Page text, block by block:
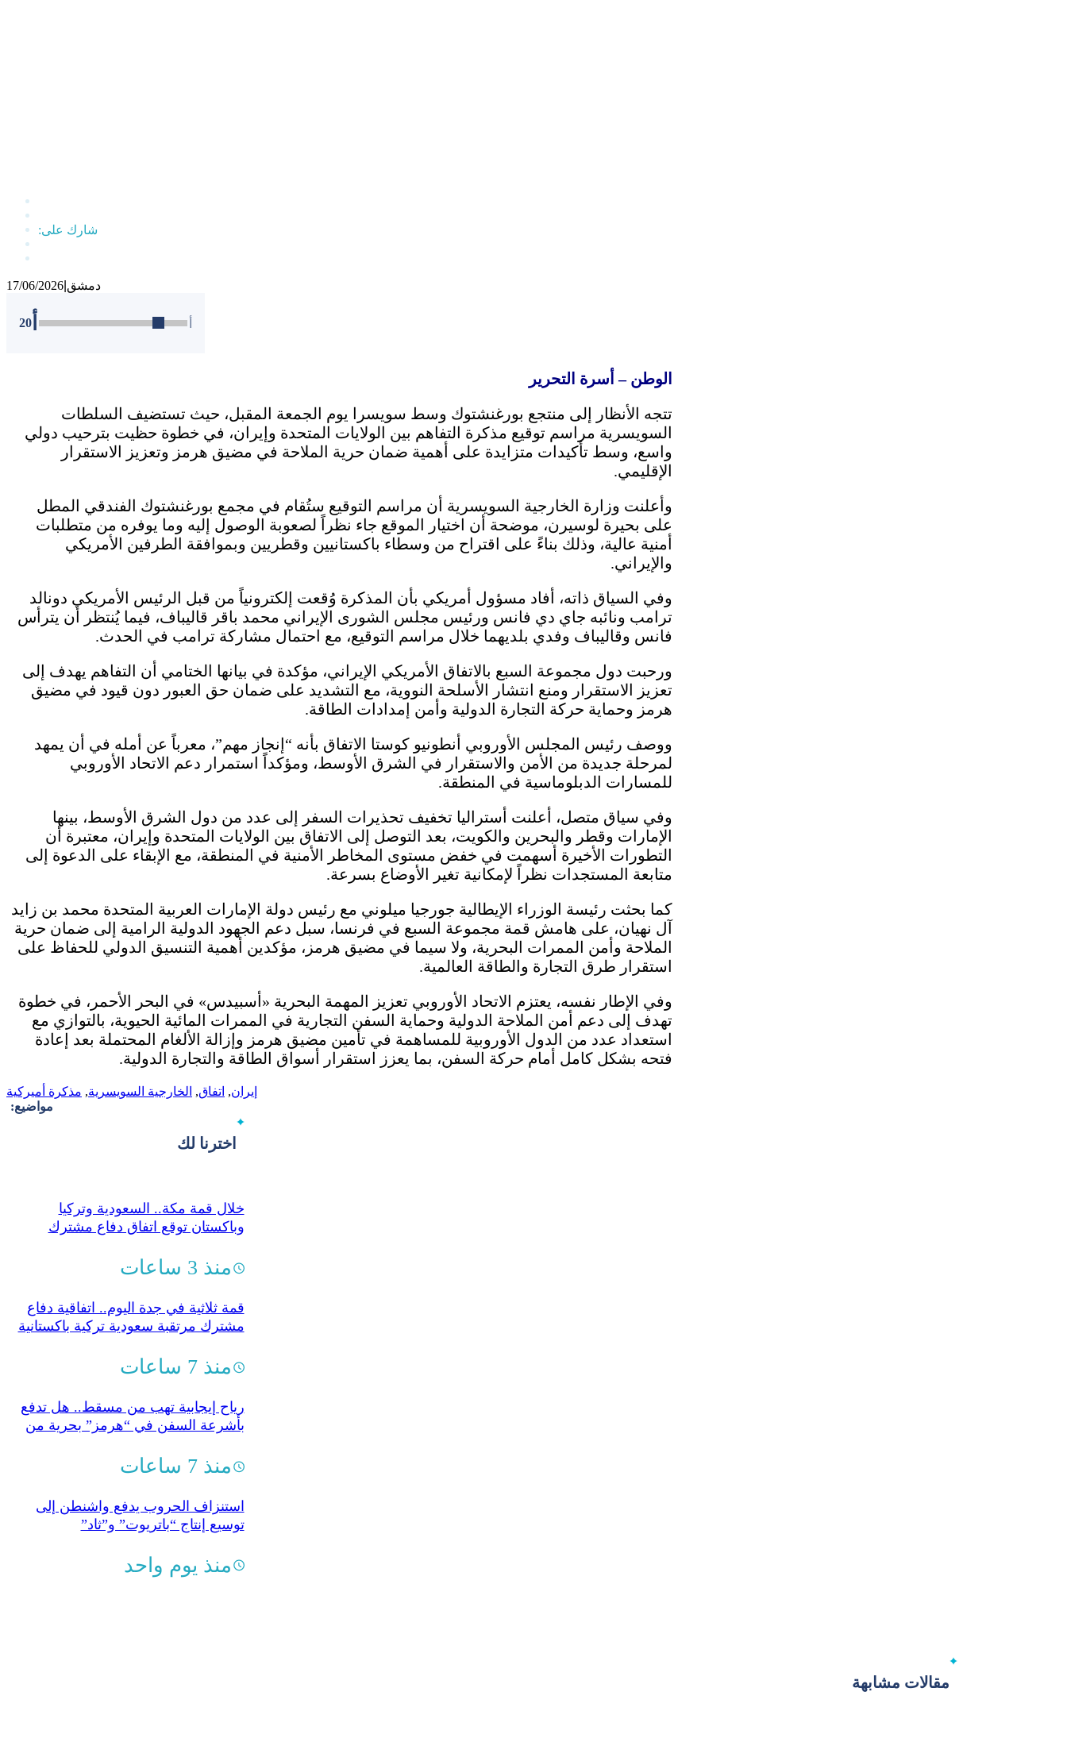
17/06/2026 دمشق
20
الوطن – أسرة التحرير
تتجه الأنظار إلى منتجع بورغنشتوك وسط سويسرا يوم الجمعة المقبل، حيث تستضيف السلطات
السويسرية مراسم توقيع مذكرة التفاهم بين الولايات المتحدة وإيران، في خطوة حظيت بترحيب دولي
واسع، وسط تأكيدات متزايدة على أهمية ضمان حرية الملاحة في مضيق هرمز وتعزيز الاستقرار
الإقليمي.
وأعلنت وزارة الخارجية السويسرية أن مراسم التوقيع ستُقام في مجمع بورغنشتوك الفندقي المطل
على بحيرة لوسيرن، موضحة أن اختيار الموقع جاء نظراً لصعوبة الوصول إليه وما يوفره من متطلبات
أمنية عالية، وذلك بناءً على اقتراح من وسطاء باكستانيين وقطريين وبموافقة الطرفين الأمريكي
والإيراني.
وفي السياق ذاته، أفاد مسؤول أمريكي بأن المذكرة وُقعت إلكترونياً من قبل الرئيس الأمريكي دونالد
ترامب ونائبه جاي دي فانس ورئيس مجلس الشورى الإيراني محمد باقر قاليباف، فيما يُنتظر أن يترأس
فانس وقاليباف وفدي بلديهما خلال مراسم التوقيع، مع احتمال مشاركة ترامب في الحدث.
ورحبت دول مجموعة السبع بالاتفاق الأمريكي الإيراني، مؤكدة في بيانها الختامي أن التفاهم يهدف إلى
تعزيز الاستقرار ومنع انتشار الأسلحة النووية، مع التشديد على ضمان حق العبور دون قيود في مضيق
هرمز وحماية حركة التجارة الدولية وأمن إمدادات الطاقة.
ووصف رئيس المجلس الأوروبي أنطونيو كوستا الاتفاق بأنه “إنجاز مهم”، معرباً عن أمله في أن يمهد
لمرحلة جديدة من الأمن والاستقرار في الشرق الأوسط، ومؤكداً استمرار دعم الاتحاد الأوروبي
للمسارات الدبلوماسية في المنطقة.
وفي سياق متصل، أعلنت أستراليا تخفيف تحذيرات السفر إلى عدد من دول الشرق الأوسط، بينها
الإمارات وقطر والبحرين والكويت، بعد التوصل إلى الاتفاق بين الولايات المتحدة وإيران، معتبرة أن
التطورات الأخيرة أسهمت في خفض مستوى المخاطر الأمنية في المنطقة، مع الإبقاء على الدعوة إلى
متابعة المستجدات نظراً لإمكانية تغير الأوضاع بسرعة.
كما بحثت رئيسة الوزراء الإيطالية جورجيا ميلوني مع رئيس دولة الإمارات العربية المتحدة محمد بن زايد
آل نهيان، على هامش قمة مجموعة السبع في فرنسا، سبل دعم الجهود الدولية الرامية إلى ضمان حرية
الملاحة وأمن الممرات البحرية، ولا سيما في مضيق هرمز، مؤكدين أهمية التنسيق الدولي للحفاظ على
استقرار طرق التجارة والطاقة العالمية.
وفي الإطار نفسه، يعتزم الاتحاد الأوروبي تعزيز المهمة البحرية «أسبيدس» في البحر الأحمر، في خطوة
تهدف إلى دعم أمن الملاحة الدولية وحماية السفن التجارية في الممرات المائية الحيوية، بالتوازي مع
استعداد عدد من الدول الأوروبية للمساهمة في تأمين مضيق هرمز وإزالة الألغام المحتملة بعد إعادة
فتحه بشكل كامل أمام حركة السفن، بما يعزز استقرار أسواق الطاقة والتجارة الدولية.
إيران, اتفاق, الخارجية السويسرية, مذكرة أميركية
مواضيع:
اخترنا لك
خلال قمة مكة.. السعودية وتركيا
وباكستان توقع اتفاق دفاع مشترك
منذ 3 ساعات
قمة ثلاثية في جدة اليوم.. اتفاقية دفاع
مشترك مرتقبة سعودية تركية باكستانية
منذ 7 ساعات
رياح إيجابية تهب من مسقط.. هل تدفع
بأشرعة السفن في “هرمز” بحرية من
منذ 7 ساعات
استنزاف الحروب يدفع واشنطن إلى
توسيع إنتاج “باتريوت” و”ثاد”
منذ يوم واحد
مقالات مشابهة